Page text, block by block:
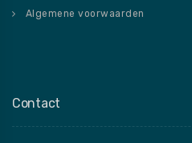
Algemene voorwaarden
Contact